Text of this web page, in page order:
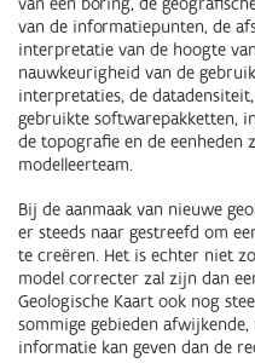
van de informatiepunten, de
interpretatie van de hoogte
nauwkeurigheid van de
interpretaties, de
gebruikte softwarepakketten,
de topografie en de eenheden
modelleerteam.
Bij de aanmaak van nieuwe
er steeds naar gestreefd om
te creëren. Het is echter niet
model correcter zal zijn dan
Geologische Kaart ook nog
sommige gebieden
informatie kan geven dan de